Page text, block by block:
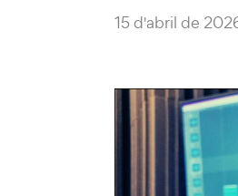
15 d'abril de